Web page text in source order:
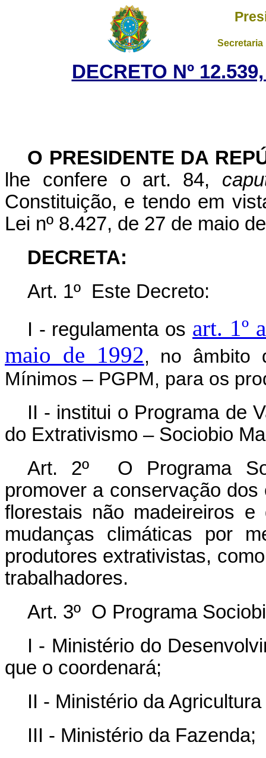
DECRETO Nº
O PRESIDENTE DA
lhe confere o art. 84,
Constituição, e tendo em
Lei nº 8.427, de 27 de maio
DECRETA:
Art. 1º Este Decreto:
I - regulamenta os art. 1º
maio de 1992, no âmbito
Mínimos – PGPM, para os
II - institui o Programa de
do Extrativismo – Sociobio
Art. 2º O Programa
promover a conservação
florestais não madeireiros
mudanças climáticas por
produtores extrativistas,
trabalhadores.
Art. 3º O Programa
I - Ministério do
que o coordenará;
II - Ministério da
III - Ministério da Fazenda;